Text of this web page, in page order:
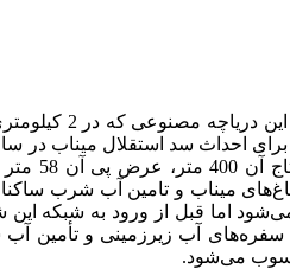
می‌باشد. از آب سد میناب برای آبیاری 10 هزار هکتار از
کیلومتر طول دارند، به بندرعباس منتقل
سفره‌های آب زیرزمینی و تأمین